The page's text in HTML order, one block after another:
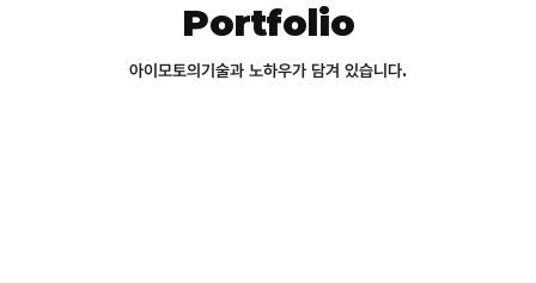
Portfolio
아이모토의기술과 노하우가 담겨 있습니다.